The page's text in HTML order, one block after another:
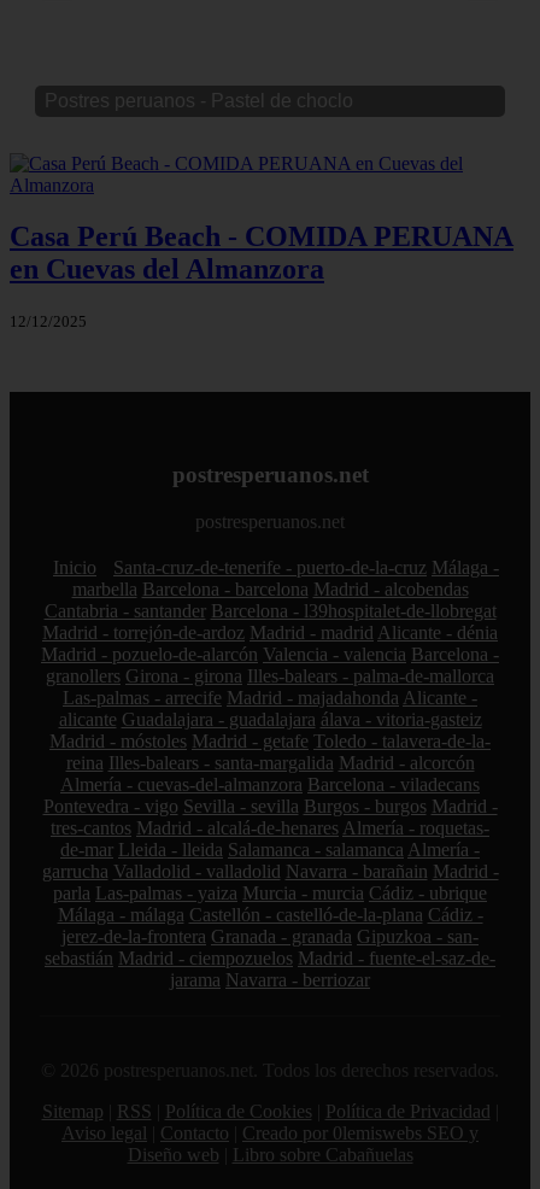
Postres peruanos - Pastel de choclo
Casa Perú Beach - COMIDA PERUANA
en Cuevas del Almanzora
12/12/2025
postresperuanos.net
postresperuanos.net
Inicio Santa-cruz-de-tenerife - puerto-de-la-cruz Málaga -
marbella Barcelona - barcelona Madrid - alcobendas
Cantabria - santander Barcelona - l39hospitalet-de-llobregat
Madrid - torrejón-de-ardoz Madrid - madrid Alicante - dénia
Madrid - pozuelo-de-alarcón Valencia - valencia Barcelona -
granollers Girona - girona Illes-balears - palma-de-mallorca
Las-palmas - arrecife Madrid - majadahonda Alicante -
alicante Guadalajara - guadalajara álava - vitoria-gasteiz
Madrid - móstoles Madrid - getafe Toledo - talavera-de-la-
reina Illes-balears - santa-margalida Madrid - alcorcón
Almería - cuevas-del-almanzora Barcelona - viladecans
Pontevedra - vigo Sevilla - sevilla Burgos - burgos Madrid -
tres-cantos Madrid - alcalá-de-henares Almería - roquetas-
de-mar Lleida - lleida Salamanca - salamanca Almería -
garrucha Valladolid - valladolid Navarra - barañain Madrid -
parla Las-palmas - yaiza Murcia - murcia Cádiz - ubrique
Málaga - málaga Castellón - castelló-de-la-plana Cádiz -
jerez-de-la-frontera Granada - granada Gipuzkoa - san-
sebastián Madrid - ciempozuelos Madrid - fuente-el-saz-de-
jarama Navarra - berriozar
© 2026 postresperuanos.net. Todos los derechos reservados.
Sitemap
RSS Política de Cookies Política de Privacidad
Aviso legal
Contacto
Creado por 0lemiswebs SEO y
Diseño web
Libro sobre Cabañuelas